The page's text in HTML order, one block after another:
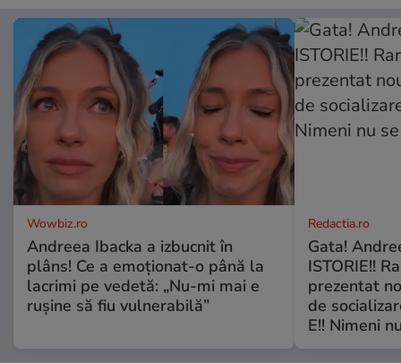
Wowbiz.ro
Andreea Ibacka a izbucnit în
plâns! Ce a emoționat-o până la
lacrimi pe vedetă: „Nu-mi mai e
rușine să fiu vulnerabilă”
Redactia.ro
Gata!
ISTORIE!!
prezentat
de
E!! Nimeni